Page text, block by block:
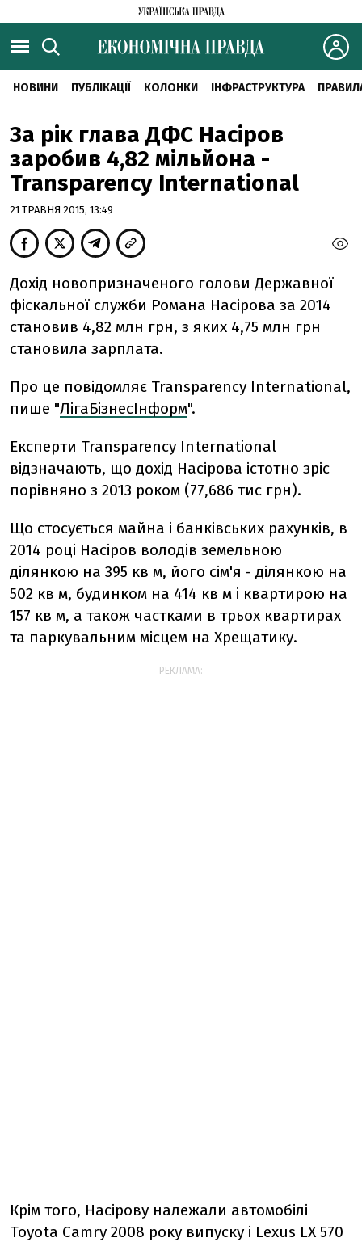
НОВИНИ ПУБЛІКАЦІЇ КОЛОНКИ ІНФРАСТРУКТУРА
За рік глава ДФС Насіров
заробив 4,82 мільйона -
Transparency International
21 ТРАВНЯ 2015, 13:49
Дохід новопризначеного голови Державної
фіскальної служби Романа Насірова за 2014
становив 4,82 млн грн, з яких 4,75 млн грн
становила зарплата.
Про це повідомляє Transparency International,
пише "ЛігаБізнесІнформ".
Експерти Transparency International
відзначають, що дохід Насірова істотно зріс
порівняно з 2013 роком (77,686 тис грн).
Що стосується майна і банківських рахунків, в
2014 році Насіров володів земельною
ділянкою на 395 кв м, його сім'я - ділянкою на
502 кв м, будинком на 414 кв м і квартирою на
157 кв м, а також частками в трьох квартирах
та паркувальним місцем на Хрещатику.
РЕКЛАМА:
Крім того, Насірову належали автомобілі
Toyota Camry 2008 року випуску і Lexus LX 570